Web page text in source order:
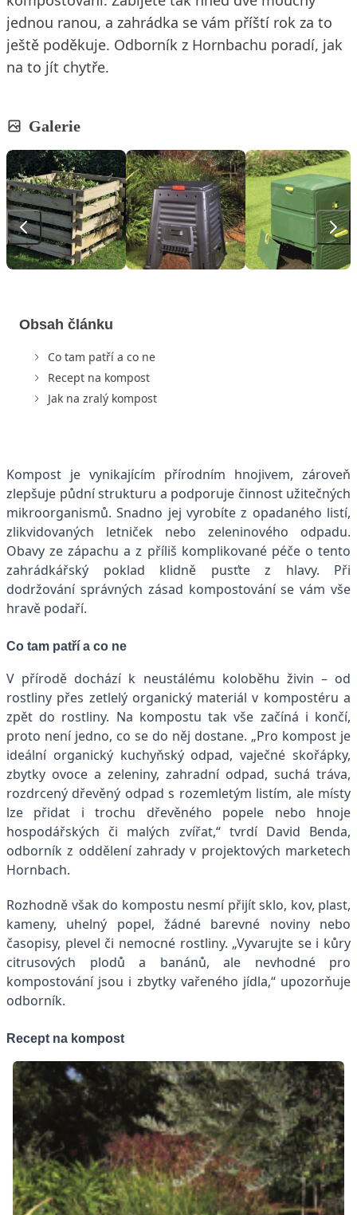
jednou ranou, a zahrádka se vám příští rok za to
ještě poděkuje. Odborník z Hornbachu poradí, jak
na to jít chytře.
Galerie
Obsah článku
Co tam patří a co ne
Recept na kompost
Jak na zralý kompost
Kompost je vynikajícím přírodním hnojivem, zároveň
zlepšuje půdní strukturu a podporuje činnost užitečných
mikroorganismů. Snadno jej vyrobíte z opadaného listí,
zlikvidovaných letniček nebo zeleninového odpadu.
Obavy ze zápachu a z příliš komplikované péče o tento
zahrádkářský poklad klidně pusťte z hlavy. Při
dodržování správných zásad kompostování se vám vše
hravě podaří.
Co tam patří a co ne
V přírodě dochází k neustálému koloběhu živin – od
rostliny přes zetlelý organický materiál v kompostéru a
zpět do rostliny. Na kompostu tak vše začíná i končí,
proto není jedno, co se do něj dostane. „Pro kompost je
ideální organický kuchyňský odpad, vaječné skořápky,
zbytky ovoce a zeleniny, zahradní odpad, suchá tráva,
rozdrcený dřevěný odpad s rozemletým listím, ale místy
lze přidat i trochu dřevěného popele nebo hnoje
hospodářských či malých zvířat,“ tvrdí David Benda,
odborník z oddělení zahrady v projektových marketech
Hornbach.
Rozhodně však do kompostu nesmí přijít sklo, kov, plast,
kameny, uhelný popel, žádné barevné noviny nebo
časopisy, plevel či nemocné rostliny. „Vyvarujte se i kůry
citrusových plodů a banánů, ale nevhodné pro
kompostování jsou i zbytky vařeného jídla,“ upozorňuje
odborník.
Recept na kompost